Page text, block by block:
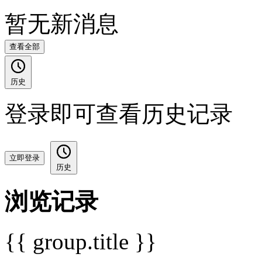
暂无新消息
查看全部
历史
登录即可查看历史记录
立即登录
历史
浏览记录
{{ group.title }}